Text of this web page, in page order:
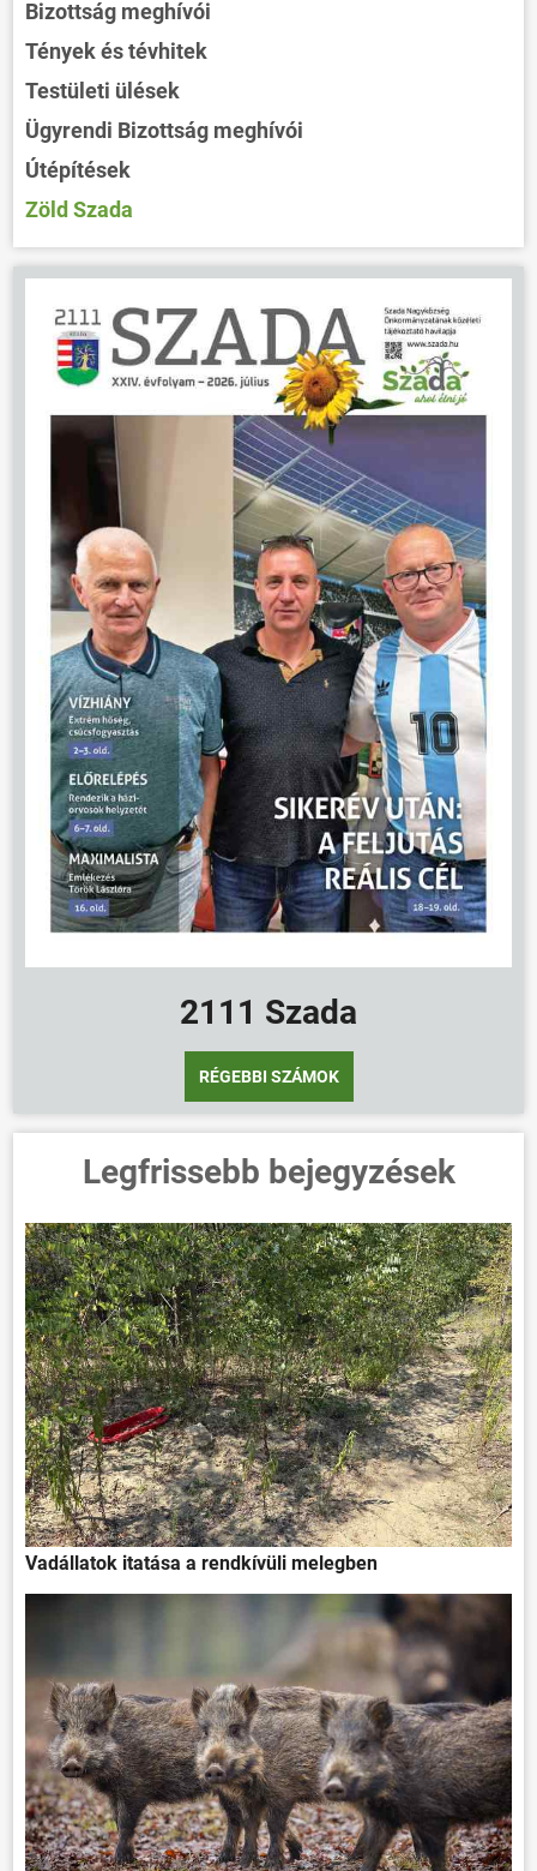
Bizottság meghívói
Tények és tévhitek
Testületi ülések
Ügyrendi Bizottság meghívói
Útépítések
Zöld Szada
2111 Szada
RÉGEBBI SZÁMOK
Legfrissebb bejegyzések
Vadállatok itatása a rendkívüli melegben